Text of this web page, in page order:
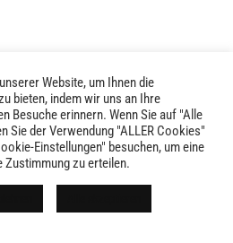
Produktseite
gewählt
werden
LIVID © 2024
Kontakt
Website, um Ihnen die
bieten, indem wir uns an Ihre
Besuche erinnern. Wenn Sie auf "Alle
Sie der Verwendung "ALLER Cookies"
Einstellungen" besuchen, um eine
zu erteilen.